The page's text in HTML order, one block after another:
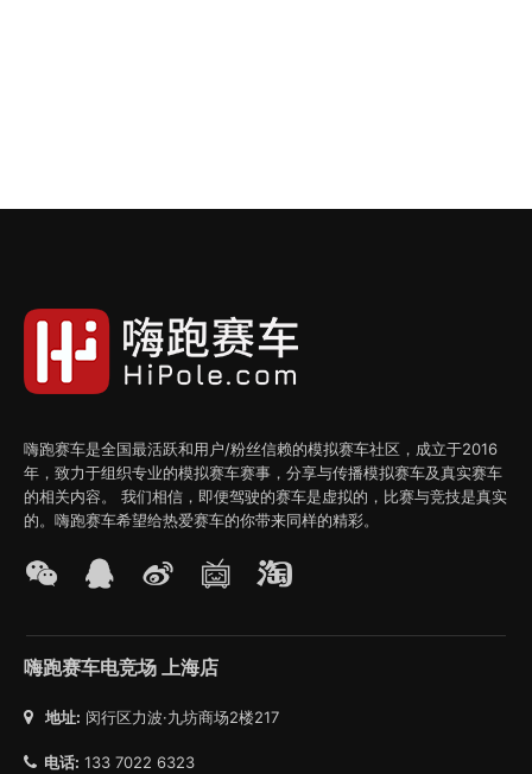
嗨跑赛车是全国最活跃和用户/粉丝信赖的模拟赛车社区，成立于2016
年，致力于组织专业的模拟赛车赛事，分享与传播模拟赛车及真实赛车
的相关内容。 我们相信，即便驾驶的赛车是虚拟的，比赛与竞技是真实
的。嗨跑赛车希望给热爱赛车的你带来同样的精彩。
嗨跑赛车电竞场 上海店
地址: 闵行区力波·九坊商场2楼217
电话: 133 7022 6323